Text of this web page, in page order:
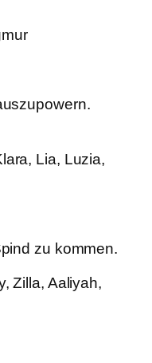
Lia, Luzia,
zu kommen.
Zilla, Aaliyah,